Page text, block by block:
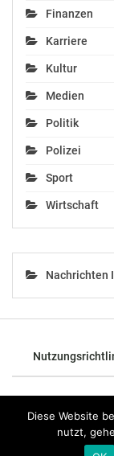
Finanzen
Karriere
Kultur
Medien
Politik
Polizei
Sport
Wirtschaft
Nachrichten
© 2026 - TOP
Diese Website
nutzt,